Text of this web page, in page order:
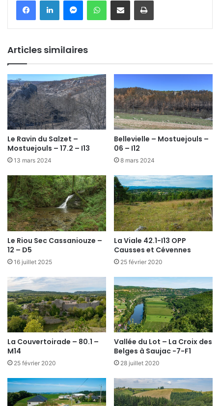
Articles similaires
Le Ravin du Salzet –
Mostuejouls – 17.2 – I13
13 mars 2024
Bellevielle – Mostuejouls –
06 – I12
8 mars 2024
Le Riou Sec Cassaniouze –
12 – D5
16 juillet 2025
La Viale 42.1-I13 OPP
Causses et Cévennes
25 février 2020
La Couvertoirade – 80.1 –
M14
25 février 2020
Vallée du Lot – La Croix des
Belges à Saujac -7-F1
28 juillet 2020